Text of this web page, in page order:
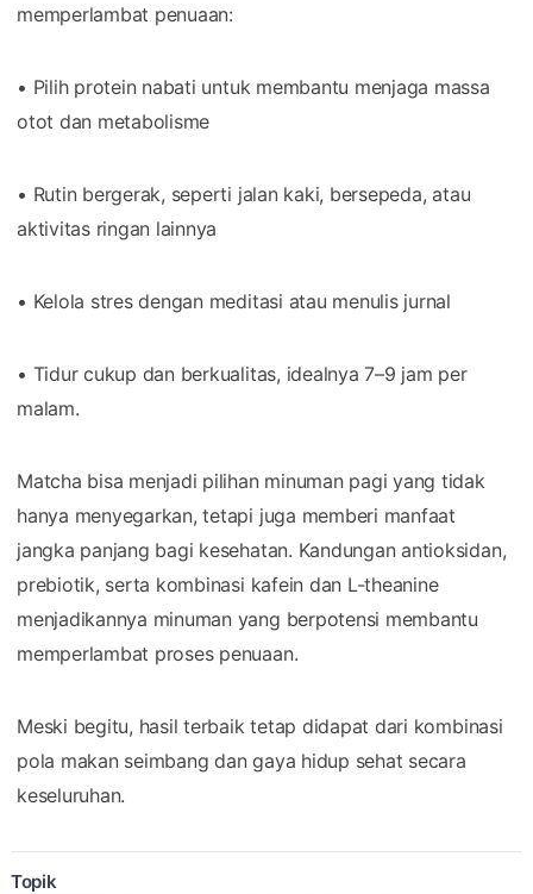
memperlambat penuaan:
• Pilih protein nabati untuk membantu menjaga massa
otot dan metabolisme
• Rutin bergerak, seperti jalan kaki, bersepeda, atau
aktivitas ringan lainnya
• Kelola stres dengan meditasi atau menulis jurnal
• Tidur cukup dan berkualitas, idealnya 7–9 jam per
malam.
Matcha bisa menjadi pilihan minuman pagi yang tidak
hanya menyegarkan, tetapi juga memberi manfaat
jangka panjang bagi kesehatan. Kandungan antioksidan,
prebiotik, serta kombinasi kafein dan L-theanine
menjadikannya minuman yang berpotensi membantu
memperlambat proses penuaan.
Meski begitu, hasil terbaik tetap didapat dari kombinasi
pola makan seimbang dan gaya hidup sehat secara
keseluruhan.
Topik